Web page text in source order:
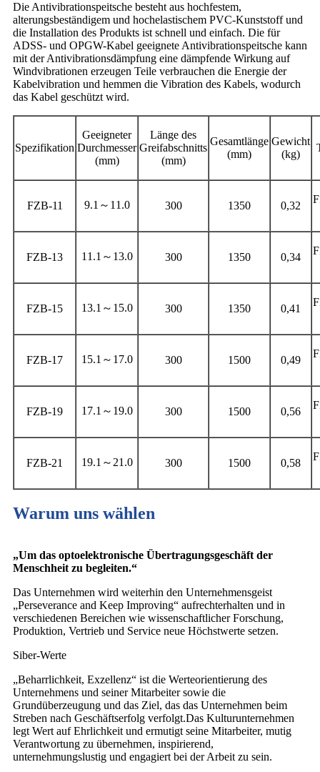
Die Antivibrationspeitsche besteht aus hochfestem,
alterungsbeständigem und hochelastischem PVC-Kunststoff und
die Installation des Produkts ist schnell und einfach. Die für
ADSS- und OPGW-Kabel geeignete Antivibrationspeitsche kann
mit der Antivibrationsdämpfung eine dämpfende Wirkung auf
Windvibrationen erzeugen Teile verbrauchen die Energie der
Kabelvibration und hemmen die Vibration des Kabels, wodurch
das Kabel geschützt wird.
Spezifikation
Geeigneter
Durchmesser
(mm)
Länge des
Greifabschnitts
(mm)
Gesamtlänge
(mm)
Gewicht
(kg)
FZB-11 9.1～11.0 300 1350 0,32
FZB-13 11.1～13.0 300 1350 0,34
FZB-15 13.1～15.0 300 1350 0,41
FZB-17 15.1～17.0 300 1500 0,49
FZB-19 17.1～19.0 300 1500 0,56
FZB-21 19.1～21.0 300 1500 0,58
Warum uns wählen
„Um das optoelektronische Übertragungsgeschäft der
Menschheit zu begleiten.“
Das Unternehmen wird weiterhin den Unternehmensgeist
„Perseverance and Keep Improving“ aufrechterhalten und in
verschiedenen Bereichen wie wissenschaftlicher Forschung,
Produktion, Vertrieb und Service neue Höchstwerte setzen.
Siber-Werte
„Beharrlichkeit, Exzellenz“ ist die Werteorientierung des
Unternehmens und seiner Mitarbeiter sowie die
Grundüberzeugung und das Ziel, das das Unternehmen beim
Streben nach Geschäftserfolg verfolgt.Das Kulturunternehmen
legt Wert auf Ehrlichkeit und ermutigt seine Mitarbeiter, mutig
Verantwortung zu übernehmen, inspirierend,
unternehmungslustig und engagiert bei der Arbeit zu sein.